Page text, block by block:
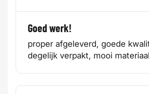
Goed werk!
proper afgeleverd, goede
degelijk verpakt, mooi materiaal